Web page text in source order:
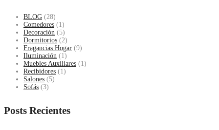
BLOG (28)
Comedores (1)
Decoración (5)
Dormitorios (2)
Fragancias Hogar (9)
Iluminación (1)
Muebles Auxiliares (1)
Recibidores (1)
Salones (5)
Sofás (3)
Posts Recientes